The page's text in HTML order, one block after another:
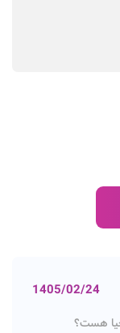
1405/02/24
هست؟